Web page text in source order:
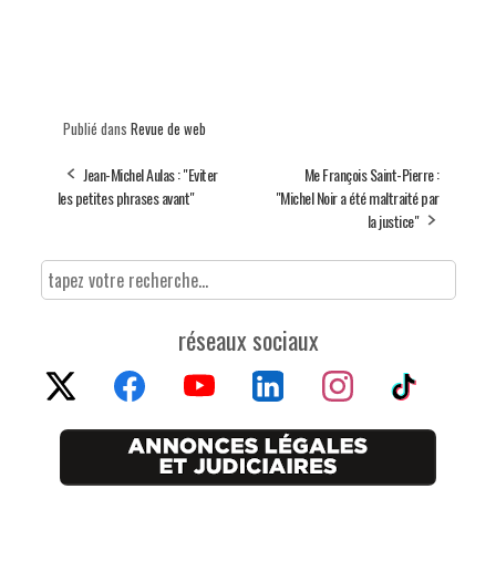
Publié dans Revue de web
Jean-Michel Aulas : "Eviter
les petites phrases avant"
Me François Saint-Pierre :
"Michel Noir a été maltraité par
la justice"
réseaux sociaux